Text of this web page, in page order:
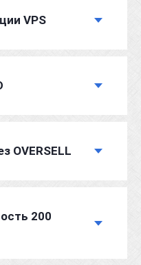
VPS
OVERSELL
200